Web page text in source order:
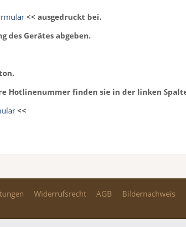
<< ausgedruckt bei.
des Gerätes abgeben.
Hotlinenummer finden sie in der linken
<<
Widerrufsrecht AGB Bildernachweis